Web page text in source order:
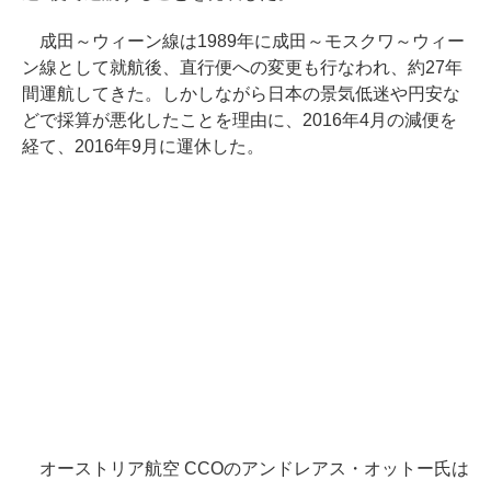
成田～ウィーン線は1989年に成田～モスクワ～ウィー
ン線として就航後、直行便への変更も行なわれ、約27年
間運航してきた。しかしながら日本の景気低迷や円安な
どで採算が悪化したことを理由に、2016年4月の減便を
経て、2016年9月に運休した。
オーストリア航空 CCOのアンドレアス・オットー氏は